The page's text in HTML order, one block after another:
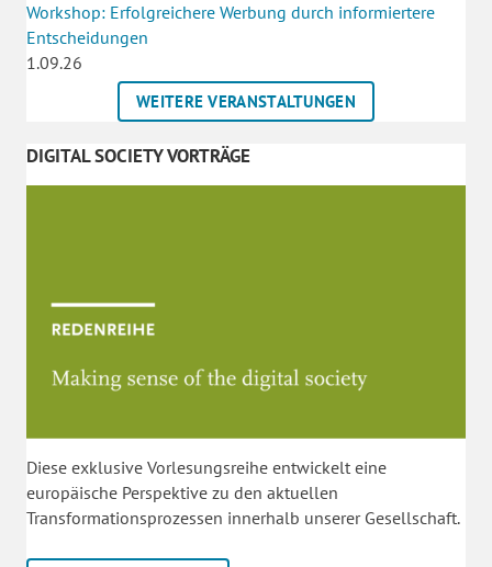
Workshop: Erfolgreichere Werbung durch informiertere
Entscheidungen
1.09.26
WEITERE VERANSTALTUNGEN
DIGITAL SOCIETY VORTRÄGE
Diese exklusive Vorlesungsreihe entwickelt eine
europäische Perspektive zu den aktuellen
Transformationsprozessen innerhalb unserer Gesellschaft.